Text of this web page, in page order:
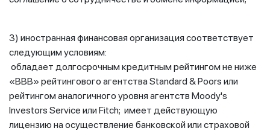
3) иностранная финансовая организация соответствует
следующим условиям:
обладает долгосрочным кредитным рейтингом не ниже
«ВВВ» рейтингового агентства Standard & Poors или
рейтингом аналогичного уровня агентств Moody's
Investors Service или Fitch; имеет действующую
лицензию на осуществление банковской или страховой